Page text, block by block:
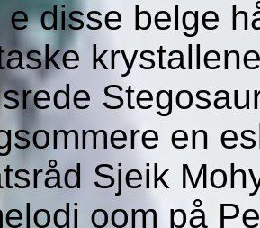
disse belge
en
Sjeik
oom på